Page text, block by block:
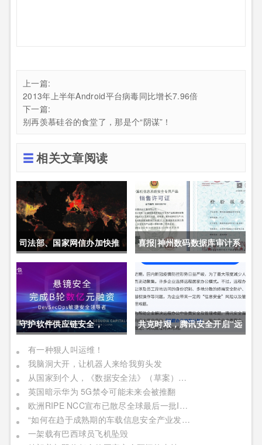
上一篇:
2013年上半年Android平台病毒同比增长7.96倍
下一篇:
别再羡慕硅谷的食堂了，那是个“阴谋”！
相关文章阅读
司法部、国家网信办加快推
动制定《未成年人网络保护
喜报|神州数码数据库审计系
统获公安部销售许可证
守护软件供应链安全，
DevSecOps头部厂商「悬
镜安全」完成B轮数亿元融
共克时艰，腾讯安全开启“远
有一种狠人叫运维！
我脑洞大开，让机器人来给我剪头发
从国家到个人，《数据安全法》（草案）对我们将有何影响
英国暗示华为 5G禁令可能未来会被推翻
欧洲RIPE NCC宣布已散尽全球最后一批IPv4地址
“如何在趋于成熟期的车载信息安全产业发展阶段中成功获取商业机遇”
一架载有巴西球员飞机坠毁